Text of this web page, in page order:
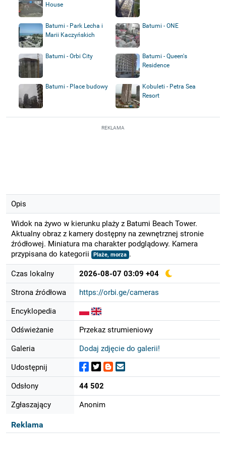
House
Batumi - Park Lecha i
Marii Kaczyńskich
Batumi - ONE
Batumi - Orbi City
Batumi - Queen's
Residence
Batumi - Place budowy
Kobuleti - Petra Sea
Resort
REKLAMA
Opis
Widok na żywo w kierunku plaży z Batumi Beach Tower.
Aktualny obraz z kamery dostępny na zewnętrznej stronie
źródłowej. Miniatura ma charakter podglądowy. Kamera
przypisana do kategorii
Plaże, morza .
Czas lokalny 2026-08-07 03:09 +04
Strona źródłowa https://orbi.ge/cameras
Encyklopedia
Odświeżanie Przekaz strumieniowy
Galeria Dodaj zdjęcie do galerii!
Udostępnij
Odsłony 44 502
Zgłaszający Anonim
Reklama